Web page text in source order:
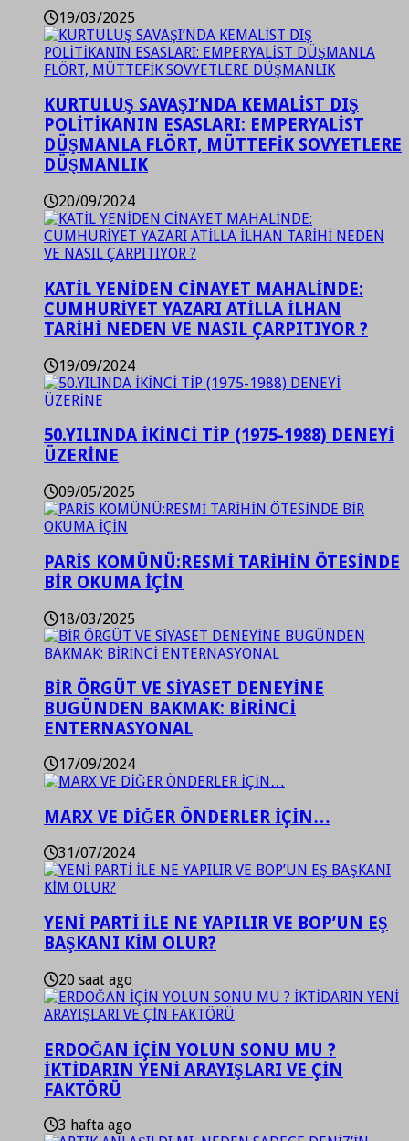
19/03/2025
KURTULUŞ SAVAŞI’NDA KEMALİST DIŞ
POLİTİKANIN ESASLARI: EMPERYALİST
DÜŞMANLA FLÖRT, MÜTTEFİK SOVYETLERE
DÜŞMANLIK
20/09/2024
KATİL YENİDEN CİNAYET MAHALİNDE:
CUMHURİYET YAZARI ATİLLA İLHAN
TARİHİ NEDEN VE NASIL ÇARPITIYOR ?
19/09/2024
50.YILINDA İKİNCİ TİP (1975-1988) DENEYİ
ÜZERİNE
09/05/2025
PARİS KOMÜNÜ:RESMİ TARİHİN ÖTESİNDE
BİR OKUMA İÇİN
18/03/2025
BİR ÖRGÜT VE SİYASET DENEYİNE
BUGÜNDEN BAKMAK: BİRİNCİ
ENTERNASYONAL
17/09/2024
MARX VE DİĞER ÖNDERLER İÇİN…
31/07/2024
YENİ PARTİ İLE NE YAPILIR VE BOP’UN EŞ
BAŞKANI KİM OLUR?
20 saat ago
ERDOĞAN İÇİN YOLUN SONU MU ?
İKTİDARIN YENİ ARAYIŞLARI VE ÇİN
FAKTÖRÜ
3 hafta ago